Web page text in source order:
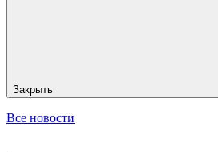
Закрыть
Все новости